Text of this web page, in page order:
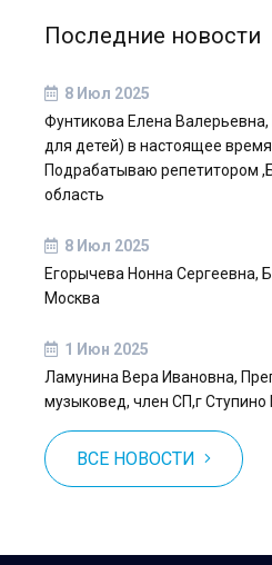
Последние новости
8 Июл 2025
Фунтикова Елена
для детей) в настоящее
Подрабатываю репетитором
область
8 Июл 2025
Егорычева Нонна Сергеевна,
Москва
1 Июн 2025
Ламунина Вера Ивановна,
музыковед, член СП,г Ступино
ВСЕ НОВОСТИ